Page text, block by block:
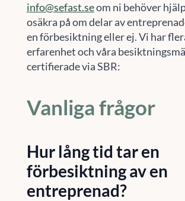
info@sefast.seom ni behöver
osäkra på om delar av
en förbesiktning eller ej. Vi har
erfarenhet och våra
certifierade via SBR:
Vanliga frågor
Hur lång tid tar en
förbesiktning av en
entreprenad?